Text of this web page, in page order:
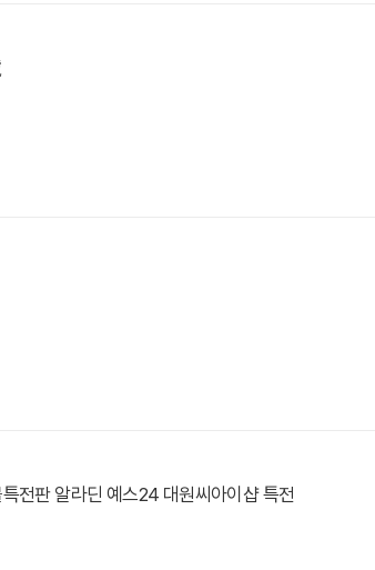
전판 알라딘 예스24 대원씨아이샵 특전